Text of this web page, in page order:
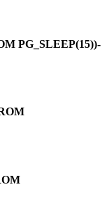
PG_SLEEP(15))-